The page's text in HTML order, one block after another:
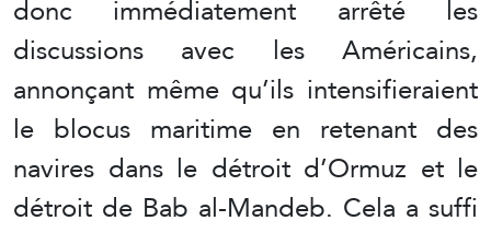
donc immédiatement arrêté les
discussions avec les Américains,
annonçant même qu’ils intensifieraient
le blocus maritime en retenant des
navires dans le détroit d’Ormuz et le
détroit de Bab al-Mandeb. Cela a suffi